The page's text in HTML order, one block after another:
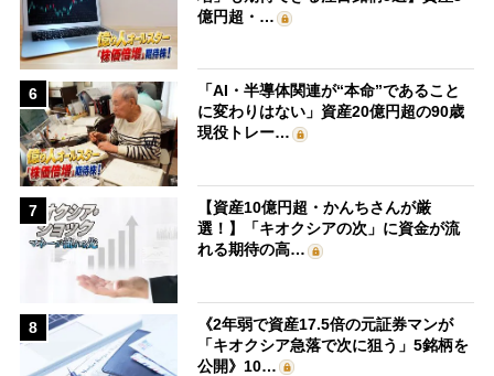
億円超・…
6
「AI・半導体関連が“本命”であること
に変わりはない」資産20億円超の90歳
現役トレー…
7
【資産10億円超・かんちさんが厳
選！】「キオクシアの次」に資金が流
れる期待の高…
8
《2年弱で資産17.5倍の元証券マンが
「キオクシア急落で次に狙う」5銘柄を
公開》10…